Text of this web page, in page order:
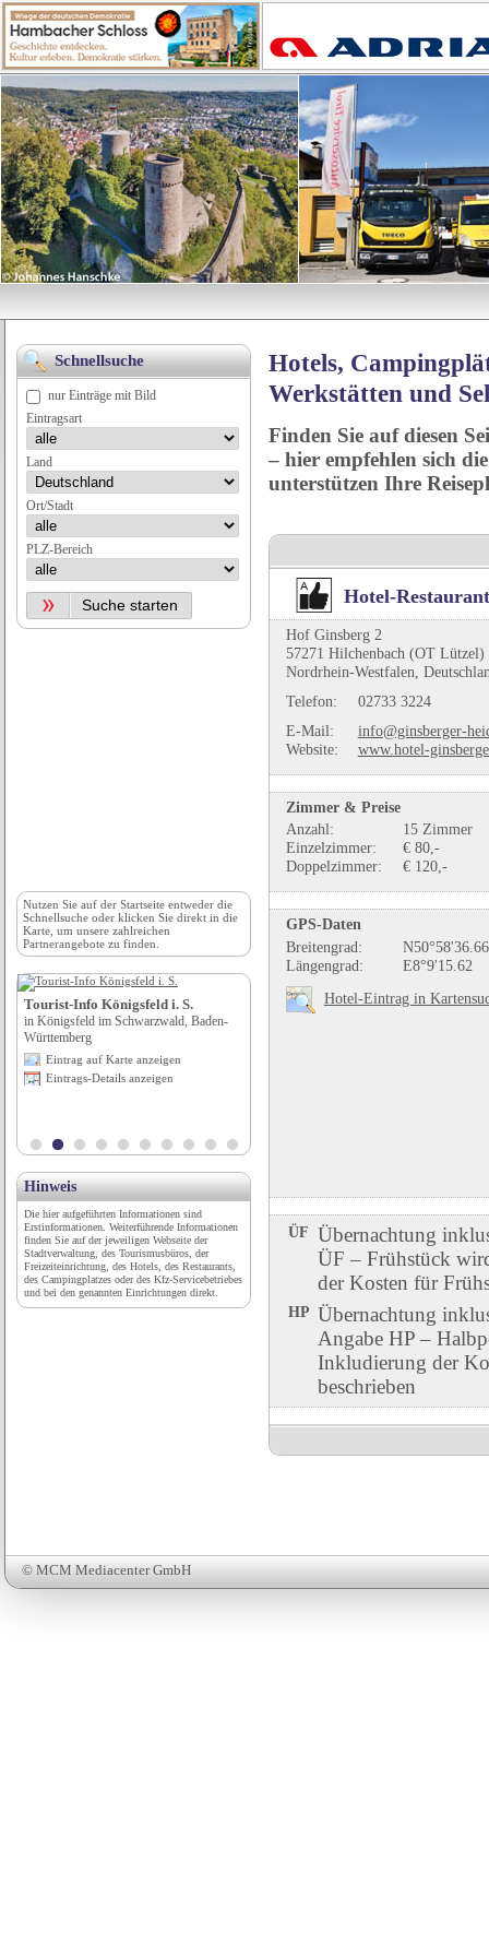
Hotels,
Werkstätten und
Finden Sie auf diesen
– hier empfehlen sich
unterstützen Ihre
Hotel-
Hof Ginsberg 2
57271 Hilchenbach (OT Lützel)
Nordrhein-Westfalen,
Telefon:
02733 3224
E-Mail:
info@ginsberger-
Website:
www.hotel-
Zimmer & Preise
Anzahl:
15 Zimmer
Einzelzimmer:
€ 80,-
Doppelzimmer:
€ 120,-
GPS-Daten
Breitengrad:
N50°58'36.66
Längengrad:
E8°9'15.62
Hotel-Eintrag in
ÜF Übernachtung
ÜF – Frühstück
der Kosten für
HP Übernachtung
Angabe HP –
Inkludierung der
beschrieben
© MCM Mediacenter GmbH
Schnellsuche
nur Einträge mit Bild
Eintragsart
Land
Ort/Stadt
PLZ-Bereich
Nutzen Sie auf der Startseite entweder die
Schnellsuche oder klicken Sie direkt in die
Karte, um unsere zahlreichen
Partnerangebote zu finden.
Tourist-Info Königsfeld i. S.
in Königsfeld im Schwarzwald, Baden-
Württemberg
Eintrag auf Karte anzeigen
Eintrags-Details anzeigen
Kurcamping Erlengrund Camping-
Hinweis
Die hier aufgeführten Informationen sind
Erstinformationen. Weiterführende Informationen
finden Sie auf der jeweiligen Webseite der
Stadtverwaltung, des Tourismusbüros, der
Freizeiteinrichtung, des Hotels, des Restaurants,
des Campingplatzes oder des Kfz-Servicebetriebes
und bei den genannten Einrichtungen direkt.